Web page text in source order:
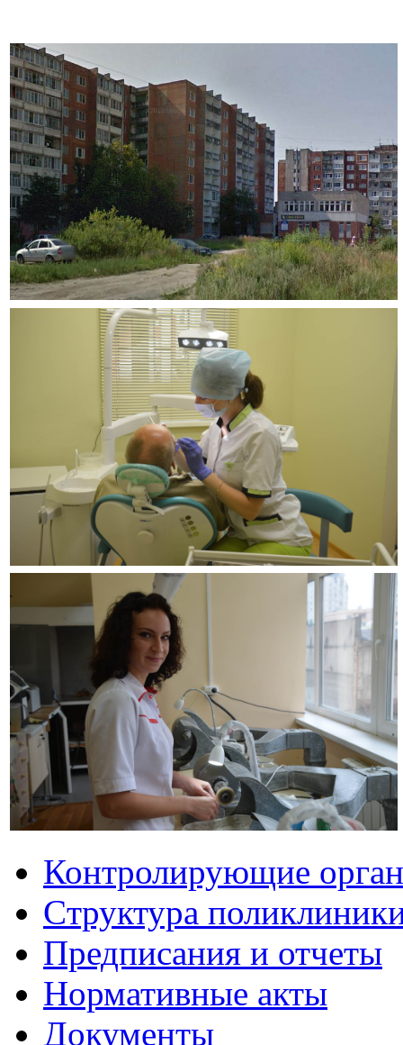
Контролирующие
Cтруктура
Предписания и отчеты
Нормативные акты
Документы